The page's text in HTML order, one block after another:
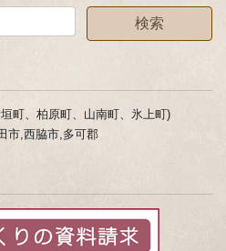
町、柏原町、山南町、氷上町)
市,西脇市,多可郡